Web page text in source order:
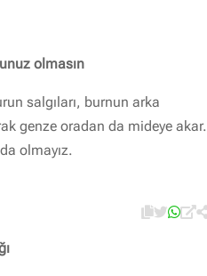
olmasın
salgıları, burnun arka
genze oradan da mideye akar.
olmayız.